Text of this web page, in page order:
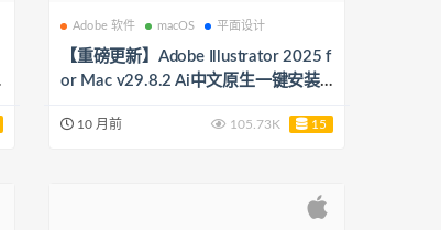
Adobe 软件 macOS 平面设计
【重磅更新】Adobe Illustrator 2025 f
or Mac v29.8.2 Ai中文原生一键安装
行，启动速度超快）
10 月前 105.73K 15